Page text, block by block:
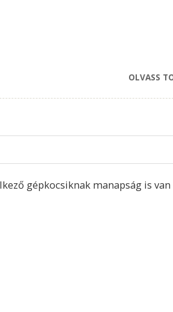
OLVASS
gépkocsiknak manapság is van